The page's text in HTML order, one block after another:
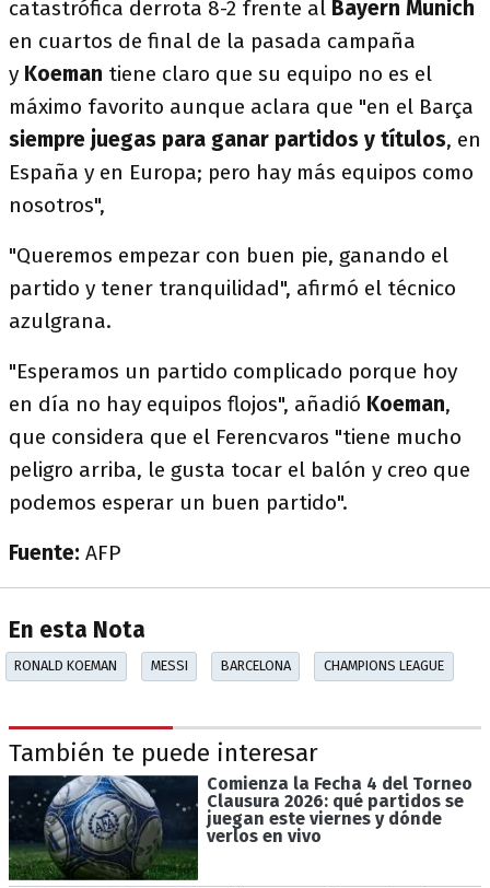
catastrófica derrota 8-2 frente al Bayern Munich
en cuartos de final de la pasada campaña
y Koeman tiene claro que su equipo no es el
máximo favorito aunque aclara que "en el Barça
siempre juegas para ganar partidos y títulos, en
España y en Europa; pero hay más equipos como
nosotros",
"Queremos empezar con buen pie, ganando el
partido y tener tranquilidad", afirmó el técnico
azulgrana.
"Esperamos un partido complicado porque hoy
en día no hay equipos flojos", añadió Koeman,
que considera que el Ferencvaros "tiene mucho
peligro arriba, le gusta tocar el balón y creo que
podemos esperar un buen partido".
Fuente: AFP
En esta Nota
RONALD KOEMAN MESSI BARCELONA CHAMPIONS LEAGUE
También te puede interesar
Comienza la Fecha 4 del Torneo
Clausura 2026: qué partidos se
juegan este viernes y dónde
verlos en vivo